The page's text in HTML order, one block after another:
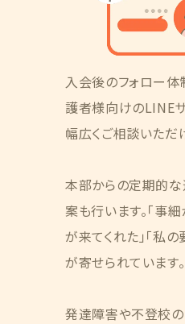
入会後のフォロー体
護者様向けのLINE
幅広くご相談いただ
本部からの定期的な
案も行います。「事
が来てくれた」「私
が寄せられています。
発達障害や不登校の